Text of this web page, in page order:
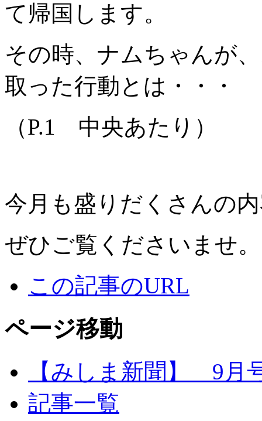
て帰国します。
その時、ナムちゃんが
取った行動とは・・・
（P.1 中央あたり）
今月も盛りだくさんの
ぜひご覧くださいませ。
この記事のURL
ページ移動
【みしま新聞】 9月
記事一覧